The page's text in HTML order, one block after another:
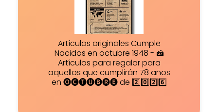
Artículos originales Cumple
Nacidos en octubre 1948 - 🍰
Artículos para regalar para
aquellos que cumplirán 78 años
en 🅞🅒🅣🅤🅑🅡🅔 de 2️⃣0️⃣2️⃣6️⃣